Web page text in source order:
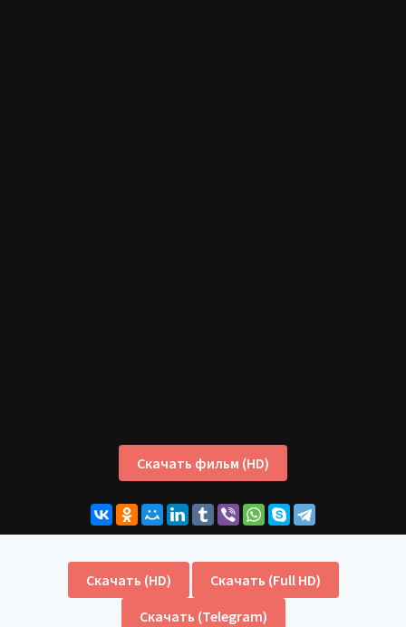
Скачать фильм (HD)
Скачать (HD)
Скачать (Full HD)
Скачать (Telegram)